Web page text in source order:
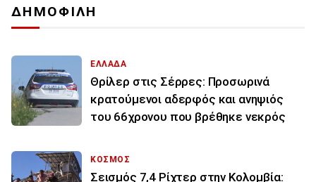
ΔΗΜΟΦΙΛΗ
ΕΛΛΑΔΑ
Θρίλερ στις Σέρρες: Προσωρινά
κρατούμενοι αδερφός και ανηψιός
του 66χρονου που βρέθηκε νεκρός
ΚΟΣΜΟΣ
Σεισμός 7,4 Ρίχτερ στην Κολομβία: